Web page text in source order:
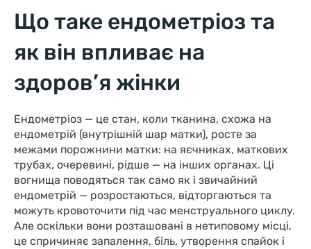
Що таке ендометріоз та
як він впливає на
здоров’я жінки
Ендометріоз — це стан, коли тканина, схожа на
ендометрій (внутрішній шар матки), росте за
межами порожнини матки: на яєчниках, маткових
трубах, очеревині, рідше — на інших органах. Ці
вогнища поводяться так само як і звичайний
ендометрій — розростаються, відторгаються та
можуть кровоточити під час менструального циклу.
Але оскільки вони розташовані в нетиповому місці,
це спричиняє запалення, біль, утворення спайок і